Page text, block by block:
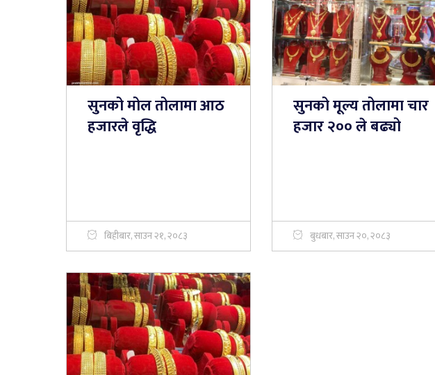
सुनको मोल तोलामा आठ
हजारले वृद्धि
बिहीबार, साउन २१, २०८३
सुनको मूल्य तोलामा चार
हजार २०० ले बढ्यो
बुधबार, साउन २०, २०८३